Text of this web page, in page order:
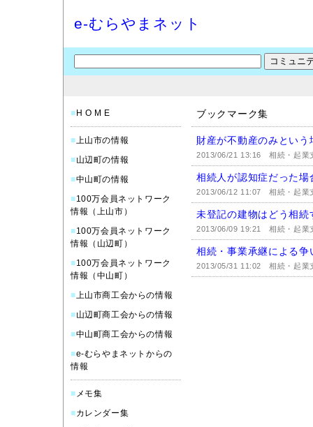
e-むらやまネット
■ H O M E
■上山市の情報
■山辺町の情報
■中山町の情報
■100万会員ネットワーク
情報（上山市）
■100万会員ネットワーク
情報（山辺町）
■100万会員ネットワーク
情報（中山町）
■上山市商工会からの情報
■山辺町商工会からの情報
■中山町商工会からの情報
■e-むらやまネットからの
情報
■ メモ集
■カレンダー集
ブックマーク集
財産が不動産のみとい
2013/06/21 13:16相続・起業
相続人が認知症だった場
2013/06/12 11:07相続・起業
未登記の建物はどう相続
2013/06/09 19:21相続・起業
相続・事業承継による
2013/05/31 11:02相続・起業